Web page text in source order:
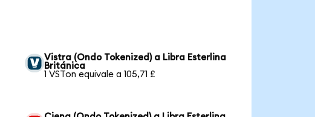
Vistra (Ondo Tokenized) a Libra Esterlina
Británica
1 VSTon equivale a 105,71 £